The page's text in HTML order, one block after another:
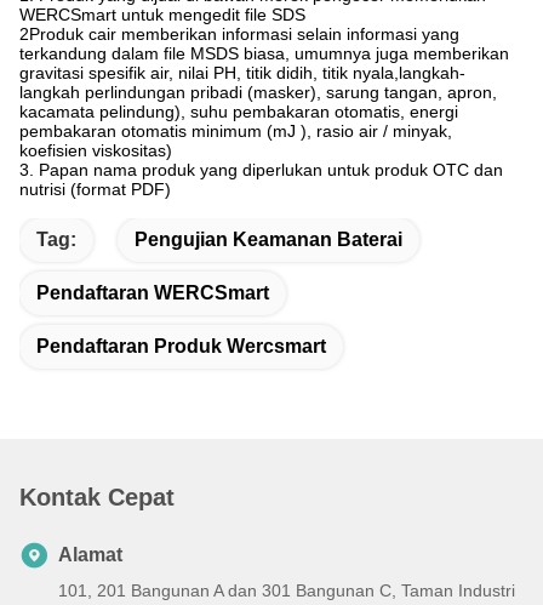
WERCSmart untuk mengedit file SDS
2Produk cair memberikan informasi selain informasi yang
terkandung dalam file MSDS biasa, umumnya juga memberikan
gravitasi spesifik air, nilai PH, titik didih, titik nyala,langkah-
langkah perlindungan pribadi (masker), sarung tangan, apron,
kacamata pelindung), suhu pembakaran otomatis, energi
pembakaran otomatis minimum (mJ ), rasio air / minyak,
koefisien viskositas)
3. Papan nama produk yang diperlukan untuk produk OTC dan
nutrisi (format PDF)
Tag: Pengujian Keamanan Baterai
Pendaftaran WERCSmart
Pendaftaran Produk Wercsmart
Kontak Cepat
Alamat
101, 201 Bangunan A dan 301 Bangunan C, Taman Industri